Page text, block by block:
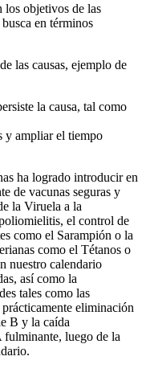
los objetivos de las
en términos
las causas, ejemplo de
la causa, tal como
y ampliar el tiempo
ha logrado introducir en
de vacunas seguras y
la Viruela a la
el control de
como el Sarampión o la
como el Tétanos o
nuestro calendario
así como la
tales como las
eliminación
B y la caída
fulminante, luego de la